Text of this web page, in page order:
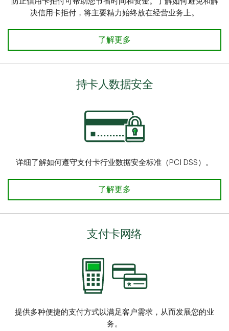
决信用卡拒付，将主要精力始终放在经营业务上。
信用卡拒付是关键 了解详情
了解更多
持卡人数据安全
详细了解如何遵守支付卡行业数据安全标准（PCI DSS）。
持卡人数据安全 了解详情
了解更多
支付卡网络
提供多种便捷的支付方式以满足客户需求，从而发展您的业
务。